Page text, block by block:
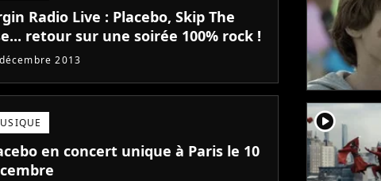
Radio Live : Placebo, Skip The
retour sur une soirée 100% rock !
2013
en concert unique à Paris le 10
player2